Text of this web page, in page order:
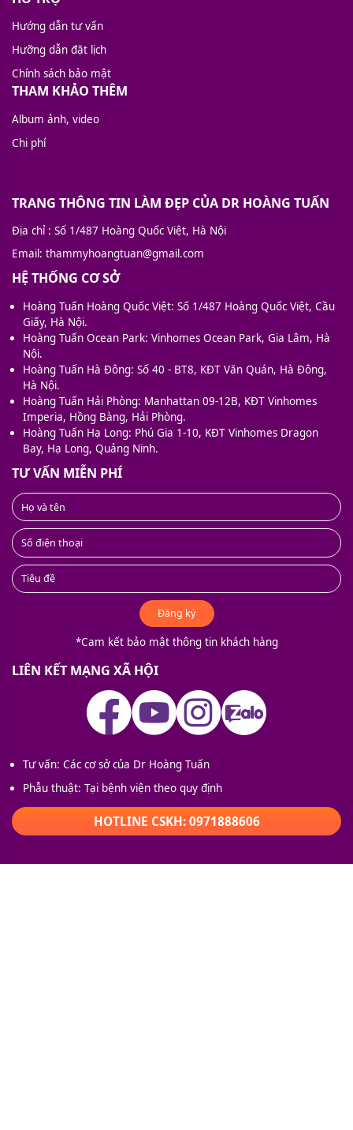
Hướng dẫn tư vấn
Hưỡng dẫn đặt lịch
Chính sách bảo mật
THAM KHẢO THÊM
Album ảnh, video
Chi phí
TRANG THÔNG TIN LÀM ĐẸP CỦA DR HOÀNG TUẤN
Địa chỉ: Số 1/487 Hoàng Quốc Việt, Hà Nội
Email: thammyhoangtuan@gmail.com
HỆ THỐNG CƠ SỞ
Hoàng Tuấn Hoàng Quốc Việt: Số 1/487 Hoàng Quốc Việt, Cầu
Giấy, Hà Nội.
Hoàng Tuấn Ocean Park: Vinhomes Ocean Park, Gia Lâm, Hà
Nội.
Hoàng Tuấn Hà Đông: Số 40 - BT8, KĐT Văn Quán, Hà Đông,
Hà Nội.
Hoàng Tuấn Hải Phòng: Manhattan 09-12B, KĐT Vinhomes
Imperia, Hồng Bàng, Hải Phòng.
Hoàng Tuấn Hạ Long: Phú Gia 1-10, KĐT Vinhomes Dragon
Bay, Hạ Long, Quảng Ninh.
TƯ VẤN MIỄN PHÍ
Đăng ký
*Cam kết bảo mật thông tin khách hàng
LIÊN KẾT MẠNG XÃ HỘI
Tư vấn: Các cơ sở của Dr Hoàng Tuấn
Phẫu thuật: Tại bệnh viện theo quy định
HOTLINE CSKH: 0971888606